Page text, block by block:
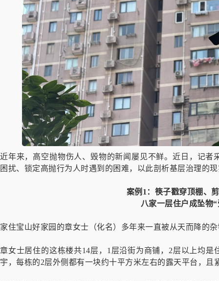
近年来，高空抛物伤人、毁物的新闻屡见不鲜。近日，记
困扰、锁定高抛行为人时遇到的困难，以此剖析基层治理的
案例1： 筷子戳穿顶棚、
八家一层住户成坠物
家住宝山好家园的章女士（化名）多年来一直被从天而降的
章女士居住的这栋楼共14层，1层沿街为商铺，2层以上均
宇，每栋的2层外侧都有一块约十平方米左右的露天平台，且